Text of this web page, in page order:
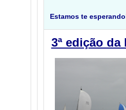
Estamos te
3ª edição da